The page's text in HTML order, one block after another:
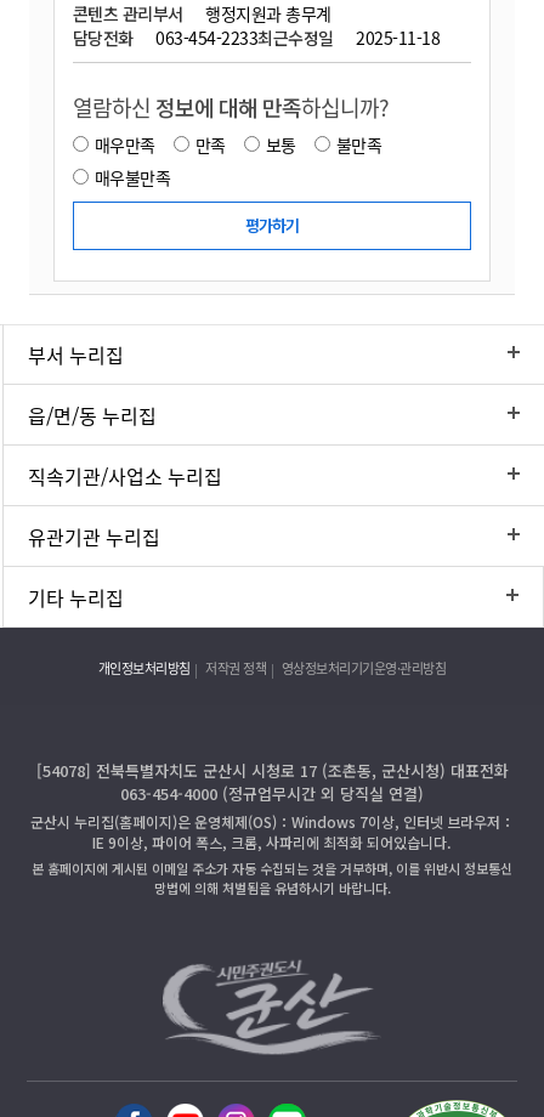
콘텐츠 관리부서
행정지원과 총무계
담당전화
063-454-2233최근수정일 2025-11-18
열람하신 정보에 대해 만족하십니까?
매우만족 만족 보통
불만족
매우불만족
부서 누리집
읍/면/동 누리집
직속기관/사업소 누리집
유관기관 누리집
기타 누리집
개인정보처리방침 저작권 정책 영상정보처리기기운영·관리방침
[54078] 전북특별자치도 군산시 시청로 17 (조촌동, 군산시청) 대표전화
063-454-4000 (정규업무시간 외 당직실 연결)
군산시 누리집(홈페이지)은 운영체제(OS)：Windows 7이상, 인터넷 브라우저：
IE 9이상, 파이어 폭스, 크롬, 사파리에 최적화 되어있습니다.
본 홈페이지에 게시된 이메일 주소가 자동 수집되는 것을 거부하며, 이를 위반시 정보통신
망법에 의해 처벌됨을 유념하시기 바랍니다.